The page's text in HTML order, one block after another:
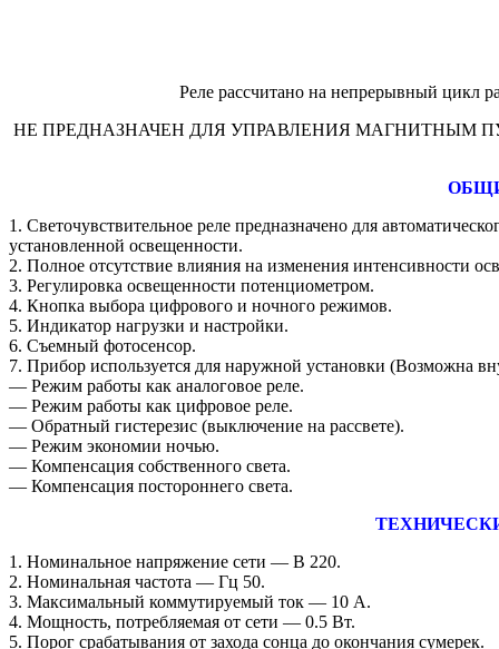
Реле рассчитано на непрерывный цикл
НЕ ПРЕДНАЗНАЧЕН ДЛЯ УПРАВЛЕНИЯ МАГНИТНЫМ
1. Светочувствительное реле предназначено для
установленной освещенности.
2. Полное отсутствие влияния на изменения интенсивности
3. Регулировка освещенности потенциометром.
4. Кнопка выбора цифрового и ночного режимов.
5. Индикатор нагрузки и настройки.
6. Съемный фотосенсор.
7. Прибор используется для наружной установки (Возможна
― Режим работы как аналоговое реле.
― Режим работы как цифровое реле.
― Обратный гистерезис (выключение на рассвете).
― Режим экономии ночью.
― Компенсация собственного света.
― Компенсация постороннего света.
1. Номинальное напряжение сети ― В 220.
2. Номинальная частота ― Гц 50.
3. Максимальный коммутируемый ток ― 10 А.
4. Мощность, потребляемая от сети ― 0.5 Вт.
5. Порог срабатывания от захода сонца до окончания сумерек.